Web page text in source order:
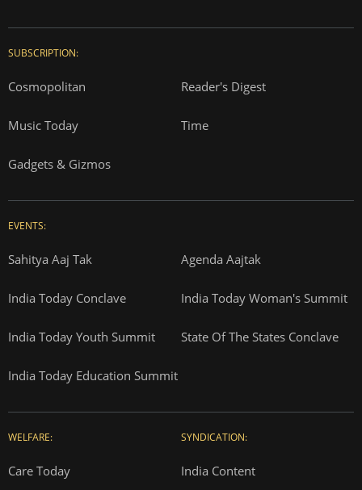
SUBSCRIPTION:
Cosmopolitan Reader's Digest
Music Today Time
Gadgets & Gizmos
EVENTS:
Sahitya Aaj Tak Agenda Aajtak
India Today Conclave India Today Woman's Summit
India Today Youth Summit State Of The States Conclave
India Today Education Summit
WELFARE:
Care Today
SYNDICATION:
India Content